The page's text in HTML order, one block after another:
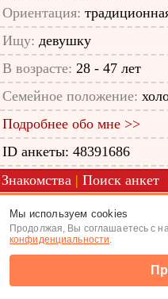
Ориентация:
Ищу: девушку
В возрасте: 28 - 47 лет
Семейное положение:
Подробнее обо мне >>
ID анкеты: 48391686
Знакомства | Поиск анкет
(c) Tabor.ru 2026
Мы используем cookies
Продолжая, Вы соглашаетесь с
конфиденциальности.